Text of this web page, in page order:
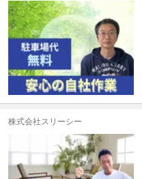
株式会社スリーシー